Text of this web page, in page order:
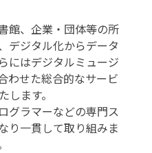
館、企業・団体等の所
デジタル化からデータ
にはデジタルミュージ
わせた総合的なサービ
します。
グラマーなどの専門ス
り一貫して取り組みま